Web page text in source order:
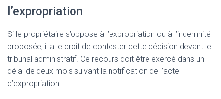
l’expropriation
Si le propriétaire s’oppose à l’expropriation ou à l’indemnité
proposée, il a le droit de contester cette décision devant le
tribunal administratif. Ce recours doit être exercé dans un
délai de deux mois suivant la notification de l’acte
d’expropriation.